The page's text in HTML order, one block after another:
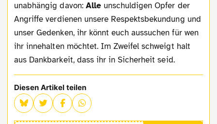
unabhängig davon: Alleunschuldigen Opfer der
Angriffe verdienen unsere Respektsbekundung und
unser Gedenken, ihr könnt euch aussuchen für wen
ihr innehalten möchtet. Im Zweifel schweigt halt
aus Dankbarkeit, dass ihr in Sicherheit seid.
Diesen Artikel teilen